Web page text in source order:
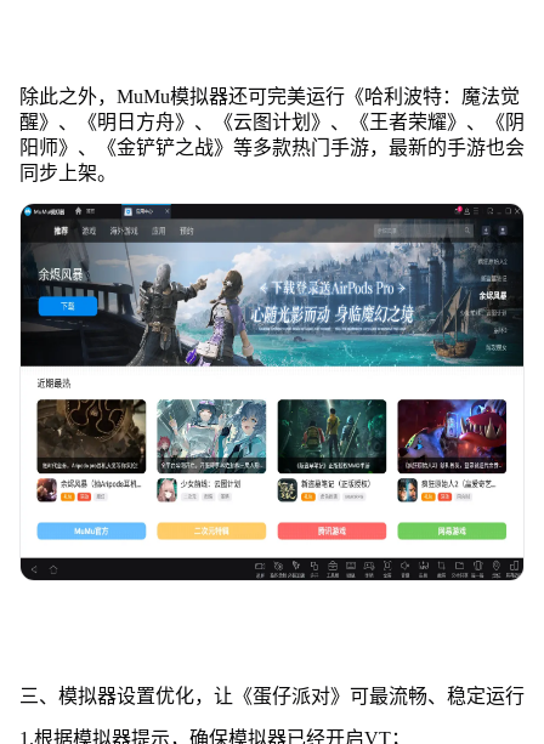
除此之外，MuMu模拟器还可完美运行《哈利波特：魔法觉
醒》、《明日方舟》、《云图计划》、《王者荣耀》、《阴
阳师》、《金铲铲之战》等多款热门手游，最新的手游也会
同步上架。
三、模拟器设置优化，让《蛋仔派对》可最流畅、稳定运行
1.根据模拟器提示，确保模拟器已经开启VT；